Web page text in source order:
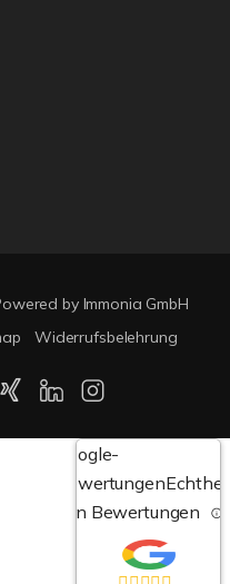
by Immonia GmbH
Widerrufsbelehrung
Google-
Bewertungen
von Bewertungen